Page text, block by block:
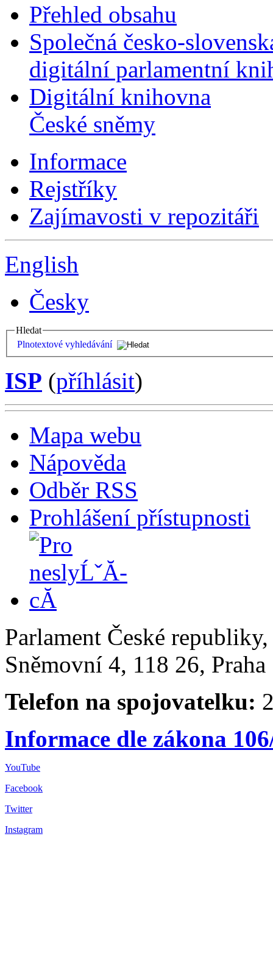
Přehled obsahu
Společná česko-
digitální parlamentní
Digitální knihovna
České sněmy
Informace
Rejstříky
Zajímavosti v repozitáři
English
Česky
Hledat
Plnotextové vyhledávání
ISP (příhlásit)
Mapa webu
Nápověda
Odběr RSS
Prohlášení přístupnosti
Parlament České
Sněmovní 4, 118 26,
Telefon na spojovatelku:
Informace dle zákona
YouTube
Facebook
Twitter
Instagram